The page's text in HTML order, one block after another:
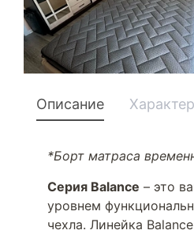
Описание
*Борт матраса
Серия Balance – это
уровнем
чехла. Линейка